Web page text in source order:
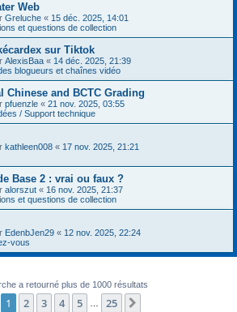
Web
Greluche « 15 déc. 2025, 14:01
et questions de collection
sur Tiktok
AlexisBaa « 14 déc. 2025, 21:39
blogueurs et chaînes vidéo
Chinese and BCTC Grading
pfuenzle « 21 nov. 2025, 03:55
/ Support technique
kathleen008 « 17 nov. 2025, 21:21
Base 2 : vrai ou faux ?
alorszut « 16 nov. 2025, 21:37
et questions de collection
EdenbJen29 « 12 nov. 2025, 22:24
vous
a retourné plus de 1000 résultats
Page 1sur25
1 2 3 4 5 25